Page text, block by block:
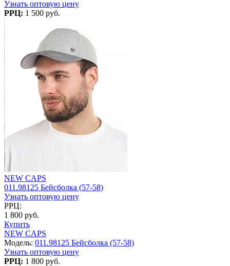
Узнать оптовую цену
РРЦ: 1 500 руб.
NEW CAPS
011.98125 Бейсболка (57-58)
Узнать оптовую цену
РРЦ:
1 800 руб.
Купить
NEW CAPS
Модель: 011.98125 Бейсболка (57-58)
Узнать оптовую цену
РРЦ: 1 800 руб.